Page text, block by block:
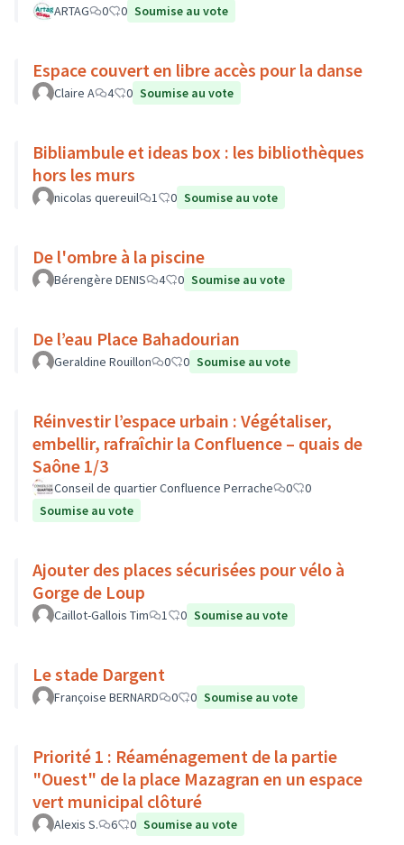
ARTAG 0 0 Soumise au vote
Espace couvert en libre accès pour la danse
Claire A 4 0 Soumise au vote
Bibliambule et ideas box : les bibliothèques
hors les murs
nicolas quereuil 1 0 Soumise au vote
De l'ombre à la piscine
Bérengère DENIS 4 0 Soumise au vote
De l’eau Place Bahadourian
Geraldine Rouillon 0 0 Soumise au vote
Réinvestir l’espace urbain : Végétaliser,
embellir, rafraîchir la Confluence – quais de
Saône 1/3
Conseil de quartier Confluence Perrache 0
0
Soumise au vote
Ajouter des places sécurisées pour vélo à
Gorge de Loup
Caillot-Gallois Tim 1 0 Soumise au vote
Le stade Dargent
Françoise BERNARD 0 0 Soumise au vote
Priorité 1 : Réaménagement de la partie
"Ouest" de la place Mazagran en un espace
vert municipal clôturé
Alexis S. 6 0 Soumise au vote